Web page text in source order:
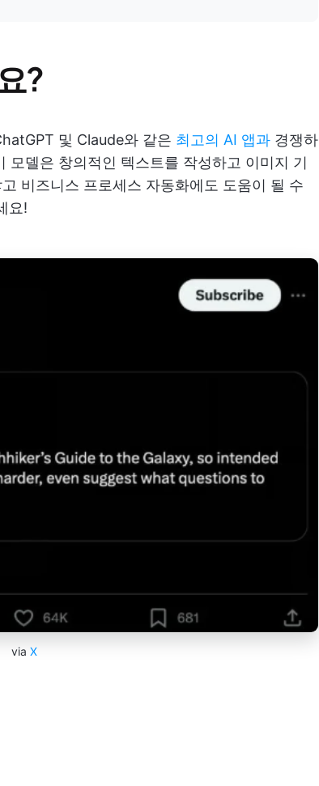
?
및 Claude와 같은 최고의 AI 앱과 경쟁하
모델은 창의적인 텍스트를 작성하고 이미지 기
비즈니스 프로세스 자동화에도 도움이 될 수
요!
via X